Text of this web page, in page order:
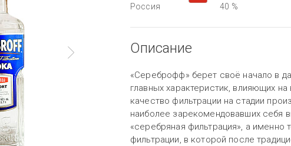
Россия 40 %
Описание
«Сереброфф» берет своё начало в
главных характеристик, влияющих на
качество фильтрации на стадии
наиболее зарекомендовавших себя
«серебряная фильтрация», а именно
фильтрации, в которой после